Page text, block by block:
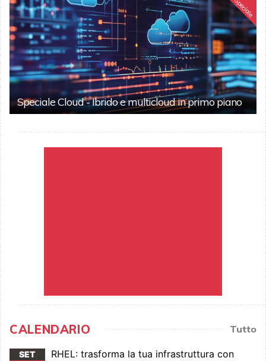
Speciale
Speciale Cloud - Ibrido e multicloud in primo piano
CALENDARIO Tutto
SET
RHEL: trasforma la tua infrastruttura con